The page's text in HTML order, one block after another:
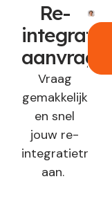
Re-
integratie
Vraag
gemakkelijk
en snel
jouw re-
integratietraject
aan.